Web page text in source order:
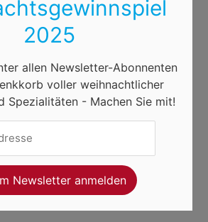
2025
allen Newsletter-Abonnenten
voller weihnachtlicher
Spezialitäten - Machen Sie mit!